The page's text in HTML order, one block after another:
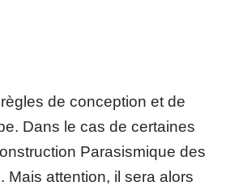
de conception et de
Dans le cas de certaines
Parasismique des
Mais attention, il sera alors